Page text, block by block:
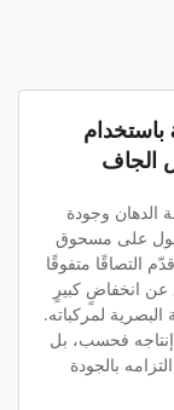
تحويل التشطيبات automotive باستخدام
الجاف
الدهان وجودة
على مسحوق
التصاقًا متفوقًا
عن انخفاضٍ كبيرٍ
لمركباته.
إنتاجه فحسب، بل
بالجودة